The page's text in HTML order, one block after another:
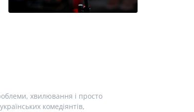
хвилювання і просто
комедіянтів,